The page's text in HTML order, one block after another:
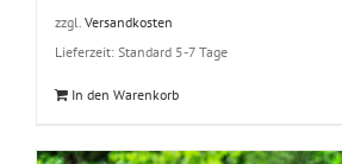
zzgl. Versandkosten
Lieferzeit: Standard 5-7 Tage
In den Warenkorb